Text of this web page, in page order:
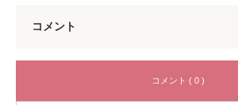
コメント
コメント ( 0 )